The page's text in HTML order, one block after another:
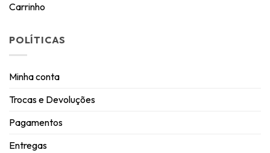
Carrinho
POLÍTICAS
Minha conta
Trocas e Devoluções
Pagamentos
Entregas